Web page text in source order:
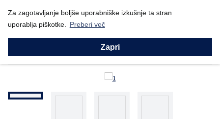
Za zagotavljanje boljše uporabniške izkušnje ta stran
uporablja piškotke.
Preberi več
Zapri
Nazaj
Domov Prodajni program Willow Tree Prijaznost: Deček (2...
Prijaznost: Deček (26217)